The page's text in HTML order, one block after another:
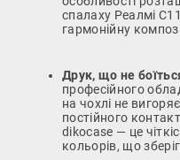
спалаху Реалмі
гармонійну
Друк, що не
професійного
на чохлі не
постійного
dikocase — це
кольорів, що